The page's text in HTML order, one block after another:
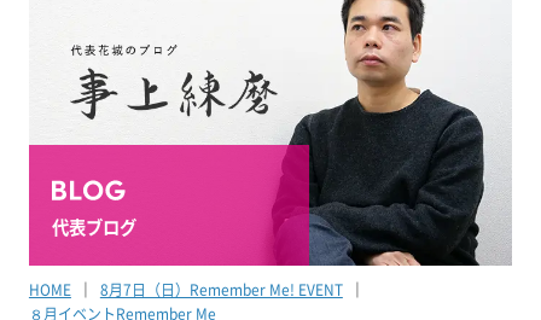
代表ブログ
HOME
8月7日（日）Remember Me! EVENT
８月イベントRemember Me